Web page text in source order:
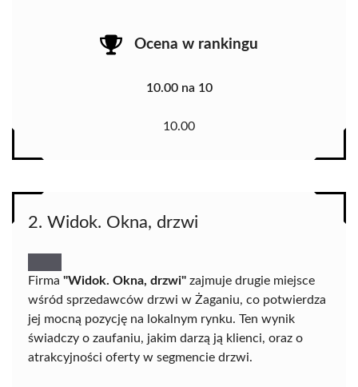
Ocena w rankingu
10.00 na 10
10.00
2. Widok. Okna, drzwi
Firma "Widok. Okna, drzwi" zajmuje drugie miejsce
wśród sprzedawców drzwi w Żaganiu, co potwierdza
jej mocną pozycję na lokalnym rynku. Ten wynik
świadczy o zaufaniu, jakim darzą ją klienci, oraz o
atrakcyjności oferty w segmencie drzwi.